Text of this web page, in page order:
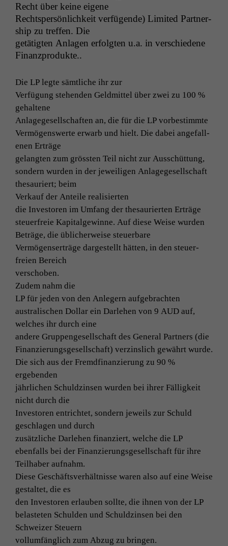
Recht über keine eigene
Rechtsper­sön­lichkeit ver­fü­gende) Lim­it­ed Part­ner­
ship zu tre­f­fen. Die
getätigten Anla­gen erfol­gten u.a. in ver­schiedene
Finanzprodukte..
Die LP legte sämtliche ihr zur
Ver­fü­gung ste­hen­den Geld­mit­tel über zwei zu 100 %
gehaltene
Anlagege­sellschaften an, die für die LP vorbestimmte
Ver­mö­genswerte erwarb und hielt. Die dabei ange­fal­l­
enen Erträge
gelangten zum grössten Teil nicht zur Ausschüttung,
son­dern wur­den in der jew­eili­gen Anlagege­sellschaft
the­sauri­ert; beim
Verkauf der Anteile realisierten
die Inve­storen im Umfang der the­sauri­erten Erträge
steuer­freie Kap­i­tal­gewinne. Auf diese Weise wurden
Beträge, die üblicher­weise steuerbare
Ver­mö­genserträge dargestellt hät­ten, in den steuer­
freien Bereich
verschoben.
Zudem nahm die
LP für jeden von den Anlegern aufgebrachten
aus­tralis­chen Dol­lar ein Dar­lehen von 9 AUD auf,
welch­es ihr durch eine
andere Grup­penge­sellschaft des Gen­er­al Part­ners (die
Finanzierungs­ge­sellschaft) verzinslich gewährt wurde.
Die sich aus der Fremd­fi­nanzierung zu 90 %
ergebenden
jährlichen Schuldzin­sen wur­den bei ihrer Fäl­ligkeit
nicht durch die
Inve­storen entrichtet, son­dern jew­eils zur Schuld
geschla­gen und durch
zusät­zliche Dar­lehen finanziert, welche die LP
eben­falls bei der Finanzierungs­ge­sellschaft für ihre
Teil­haber aufnahm.
Diese Geschäftsver­hält­nisse waren also auf eine Weise
gestal­tet, die es
den Inve­storen erlauben sollte, die ihnen von der LP
belasteten Schulden und Schuldzin­sen bei den
Schweiz­er Steuern
vol­lum­fänglich zum Abzug zu bringen.